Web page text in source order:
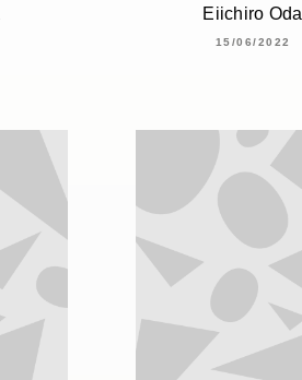
Eiichiro Oda
15/06/2022